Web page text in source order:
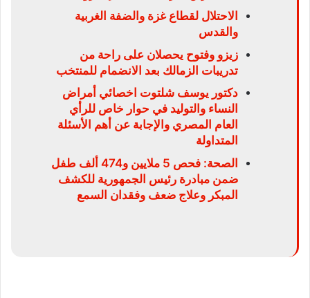
الاحتلال لقطاع غزة والضفة الغربية
والقدس
زيزو وفتوح يحصلان على راحة من
تدريبات الزمالك بعد الانضمام للمنتخب
دكتور يوسف شلتوت اخصائي أمراض
النساء والتوليد في حوار خاص للرأي
العام المصري والإجابة عن أهم الأسئلة
المتداولة
الصحة: فحص 5 ملايين و474 ألف طفل
ضمن مبادرة رئيس الجمهورية للكشف
المبكر وعلاج ضعف وفقدان السمع